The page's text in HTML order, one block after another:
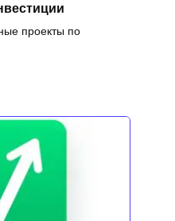
проекты по